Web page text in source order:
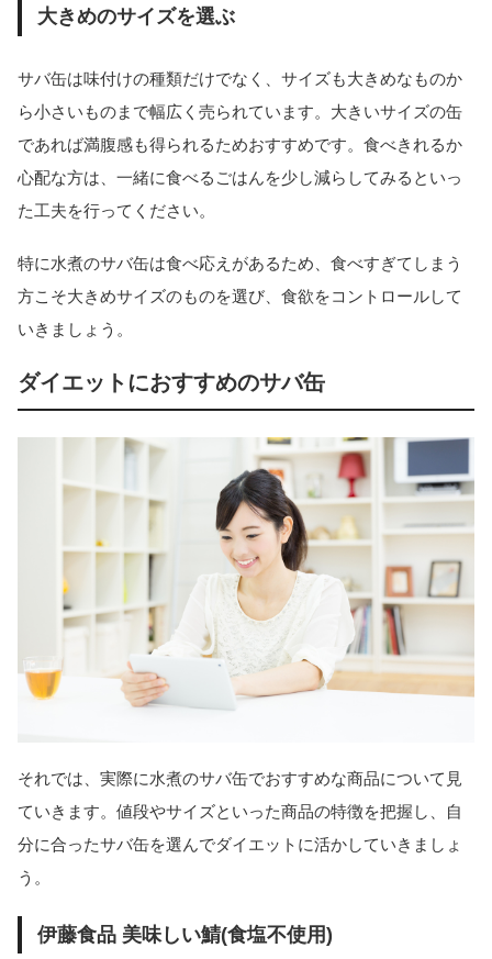
大きめのサイズを選ぶ
サバ缶は味付けの種類だけでなく、サイズも大きめなものか
ら小さいものまで幅広く売られています。大きいサイズの缶
であれば満腹感も得られるためおすすめです。食べきれるか
心配な方は、一緒に食べるごはんを少し減らしてみるといっ
た工夫を行ってください。
特に水煮のサバ缶は食べ応えがあるため、食べすぎてしまう
方こそ大きめサイズのものを選び、食欲をコントロールして
いきましょう。
ダイエットにおすすめのサバ缶
それでは、実際に水煮のサバ缶でおすすめな商品について見
ていきます。値段やサイズといった商品の特徴を把握し、自
分に合ったサバ缶を選んでダイエットに活かしていきましょ
う。
伊藤食品 美味しい鯖(食塩不使用)